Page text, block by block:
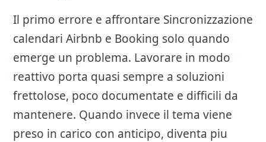
Il primo errore e affrontare Sincronizzazione
calendari Airbnb e Booking solo quando
emerge un problema. Lavorare in modo
reattivo porta quasi sempre a soluzioni
frettolose, poco documentate e difficili da
mantenere. Quando invece il tema viene
preso in carico con anticipo, diventa piu